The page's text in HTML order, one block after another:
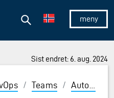
Vis/skjul
Søk
Sist endret: 6. aug. 2024
/ Teams / Autorisasjon